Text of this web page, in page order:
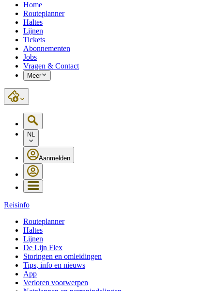
Home
Routeplanner
Haltes
Lijnen
Tickets
Abonnementen
Jobs
Vragen & Contact
Meer
NL
Aanmelden
Reisinfo
Routeplanner
Haltes
Lijnen
De Lijn Flex
Storingen en omleidingen
Tips, info en nieuws
App
Verloren voorwerpen